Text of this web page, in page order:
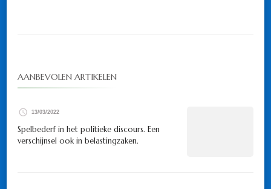
AANBEVOLEN ARTIKELEN
13/03/2022
Spelbederf in het politieke discours. Een
verschijnsel ook in belastingzaken.